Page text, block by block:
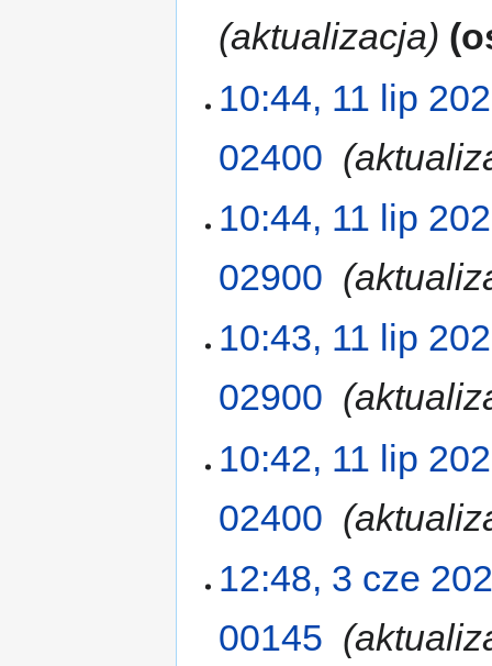
aktualizacja
10:44, 11 lip
02400
10:44, 11 lip
02900
10:43, 11 lip
02900
10:42, 11 lip
02400
12:48, 3 cze
00145